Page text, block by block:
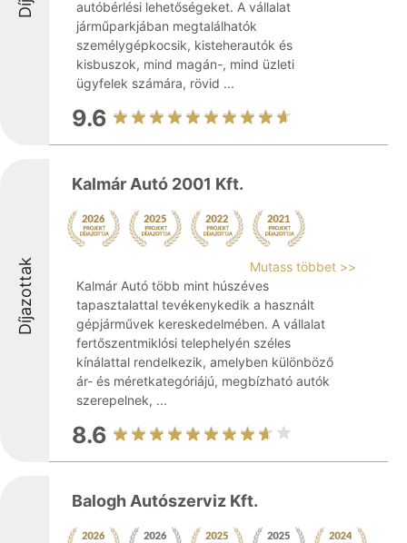
autóbérlési lehetőségeket. A vállalat
járműparkjában megtalálhatók
személygépkocsik, kisteherautók és
kisbuszok, mind magán-, mind üzleti
ügyfelek számára, rövid ...
9.6
Díjazottak
Kalmár Autó 2001 Kft.
Mutass többet >>
Kalmár Autó több mint húszéves
tapasztalattal tevékenykedik a használt
gépjárművek kereskedelmében. A vállalat
fertőszentmiklósi telephelyén széles
kínálattal rendelkezik, amelyben különböző
ár- és méretkategóriájú, megbízható autók
szerepelnek, ...
8.6
Balogh Autószerviz Kft.